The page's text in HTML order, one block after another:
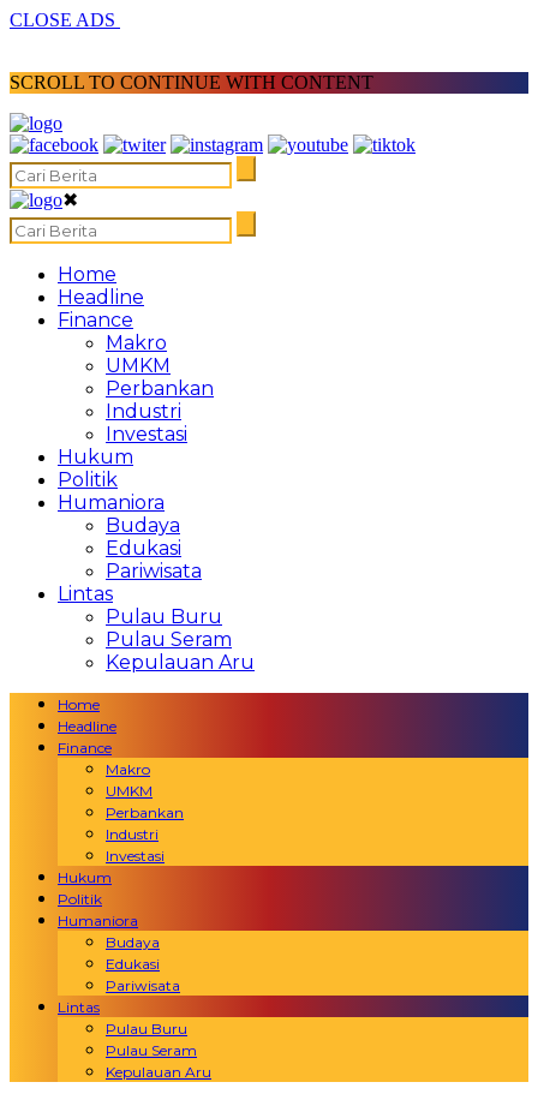
CLOSE ADS
SCROLL TO CONTINUE WITH CONTENT
✖
Home
Headline
Finance
Makro
UMKM
Perbankan
Industri
Investasi
Hukum
Politik
Humaniora
Budaya
Edukasi
Pariwisata
Lintas
Pulau Buru
Pulau Seram
Kepulauan Aru
Home
Headline
Finance
Makro
UMKM
Perbankan
Industri
Investasi
Hukum
Politik
Humaniora
Budaya
Edukasi
Pariwisata
Lintas
Pulau Buru
Pulau Seram
Kepulauan Aru